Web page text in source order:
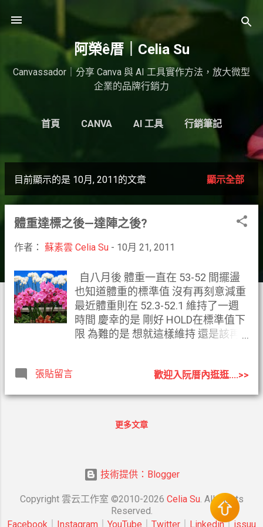
阿榮ê厝｜Celia Su
Canvassador｜分享 Canva 與 AI 工具實作方法，放大微型
企業的品牌行銷力
首頁 CANVA AI 工具 行銷筆記
更多… 碩士專班
發
表
文
章
目前顯示的是 10月, 2011的文章 顯示全部
體重達標之後—達陣之後?
作者： 蘇素雲 Celia Su - 10月 21, 2011
自八月後 體重一直在 53-52 間擺盪
也知道體重的標準值 沒有再刻意減重
最近體重則在 52.3-52.1 維持了一週
時間 慶幸的是 剛好 HOLD在標準值下
限 為難的是 想就這樣維持 還是該再
折返跑 還是原地喘息呢? 全力減重遠
心 雖然自己知道是因為運動的健康減
重 但 過輕 過瘦的身形 還是難免讓關
想想 如何肥的漂亮點... 延伸閱讀： 標
張貼留言 歡迎入阮厝內逛逛....>>
更多文章
技術提供：Blogger
Copyright 雲云工作室 ©2010-2026 Celia Su. All Rights
Reserved.
Facebook
Instagram YouTube Twitter Linkedin｜ issuu